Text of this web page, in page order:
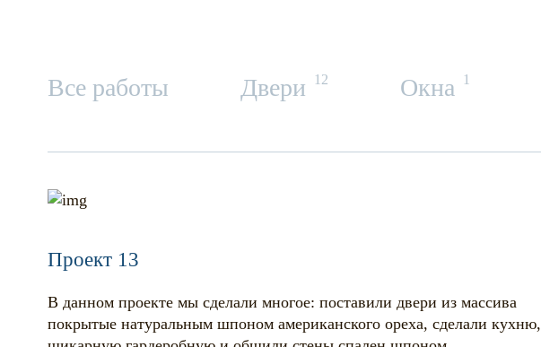
Все работы Двери 12 Окна 1
Проект 13
В данном проекте мы сделали многое: поставили двери из массива
покрытые натуральным шпоном американского ореха, сделали кухню,